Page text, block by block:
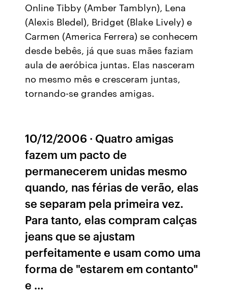
Online Tibby (Amber Tamblyn), Lena
(Alexis Bledel), Bridget (Blake Lively) e
Carmen (America Ferrera) se conhecem
desde bebês, já que suas mães faziam
aula de aeróbica juntas. Elas nasceram
no mesmo mês e cresceram juntas,
tornando-se grandes amigas.
10/12/2006 · Quatro amigas
fazem um pacto de
permanecerem unidas mesmo
quando, nas férias de verão, elas
se separam pela primeira vez.
Para tanto, elas compram calças
jeans que se ajustam
perfeitamente e usam como uma
forma de "estarem em contanto"
e …